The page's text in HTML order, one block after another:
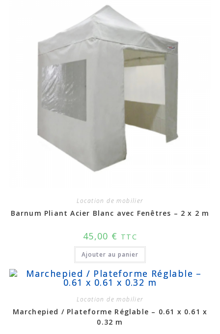
Location de mobilier
Barnum Pliant Acier Blanc avec Fenêtres – 2 x 2 m
45,00 € TTC
Ajouter au panier
Location de mobilier
Marchepied / Plateforme Réglable – 0.61 x 0.61 x
0.32 m